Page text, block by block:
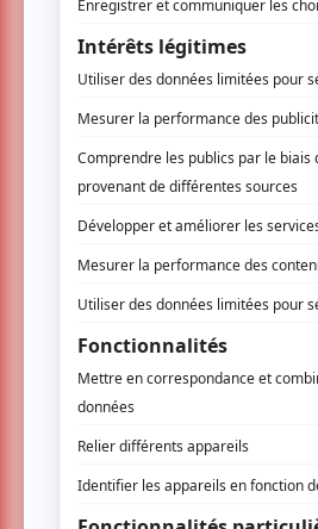
expérimentale
vidéo et
Programmation,
Présenté en